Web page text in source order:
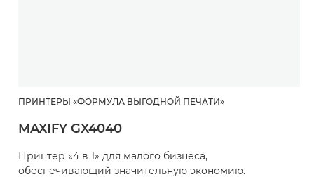
ПРИНТЕРЫ «ФОРМУЛА ВЫГОДНОЙ ПЕЧАТИ»
MAXIFY GX4040
Принтер «4 в 1» для малого бизнеса,
обеспечивающий значительную экономию.